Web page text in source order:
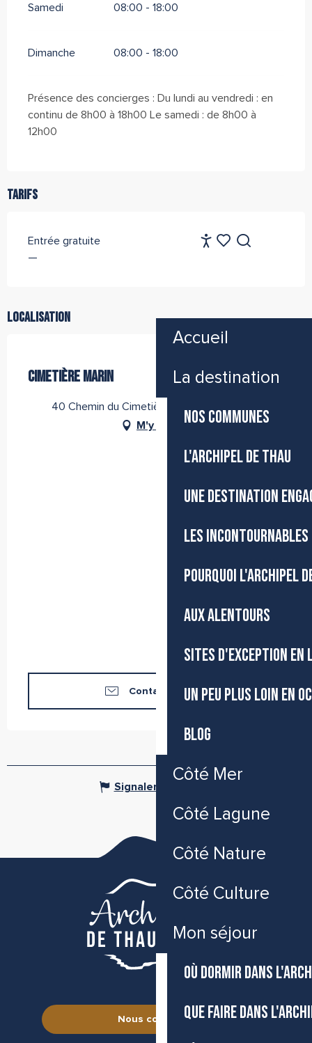
Accueil
La destination
NOS COMMUNES
L'ARCHIPEL DE THAU
UNE DESTINATION
LES
POURQUOI L'ARCHIPEL
AUX ALENTOURS
SITES D'EXCEPTION EN
UN PEU PLUS LOIN EN
BLOG
Côté Mer
Côté Lagune
Côté Nature
Côté Culture
Mon séjour
OÙ DORMIR DANS
QUE FAIRE DANS
FR
Samedi 08:00 - 18:00
Dimanche 08:00 - 18:00
Présence des concierges : Du lundi au vendredi : en
continu de 8h00 à 18h00 Le samedi : de 8h00 à
12h00
Tarifs
Entrée gratuite
—
Localisation
CIMETIÈRE MARIN
40 Chemin du Cimetière Marin, 34200 Sète
M'y rendre
Contactez-nous
Signaler une erreur
Nous contacter